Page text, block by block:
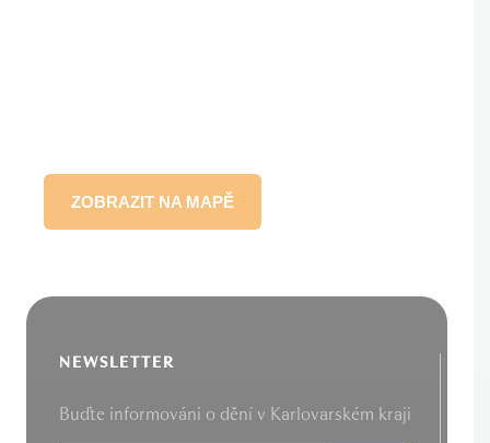
ZOBRAZIT NA MAPĚ
NEWSLETTER
Buďte informováni o dění v Karlovarském kraji